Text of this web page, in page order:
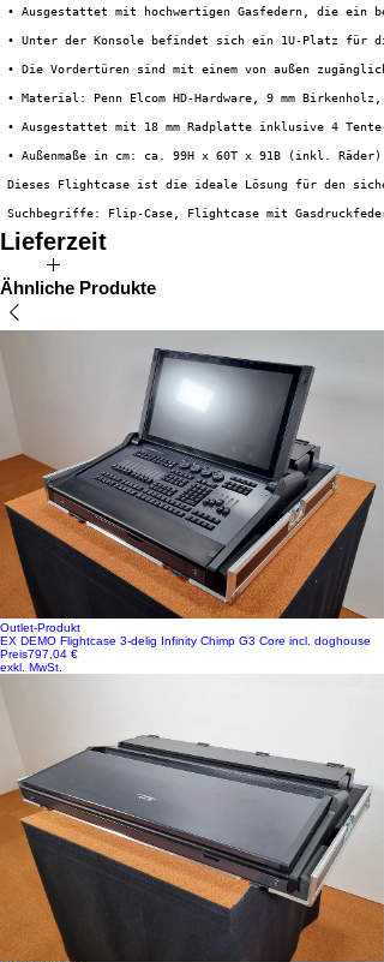
• Ausgestattet mit hochwertigen Gasfedern, die ein
• Unter der Konsole befindet sich ein 1U-Platz für
• Die Vordertüren sind mit einem von außen
• Material: Penn Elcom HD-Hardware, 9 mm
• Ausgestattet mit 18 mm Radplatte inklusive 4
• Außenmaße in cm: ca. 99H x 60T x 91B (inkl. Räder)
Dieses Flightcase ist die ideale Lösung für den
Suchbegriffe: Flip-Case, Flightcase mit
Lieferzeit
Die voraussichtliche Lieferzeit dieses Produkts beträgt 3 bis 5
Wochen.
Ähnliche Produkte
Outlet-Produkt
EX DEMO Flightcase 3-delig Infinity Chimp G3 Core incl. doghouse
Preis797,04 €
exkl. MwSt.